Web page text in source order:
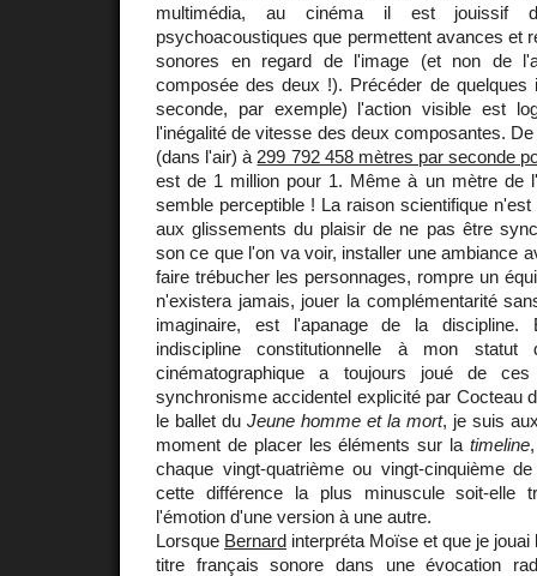
multimédia, au cinéma il est jouissif
psychoacoustiques que permettent avances et
sonores en regard de l'image (et non de
composée des deux !). Précéder de quelques
seconde, par exemple) l'action visible est
l'inégalité de vitesse des deux composantes.
(dans l'air) à 299 792 458 mètres par seconde
est de 1 million pour 1. Même à un mètre de
semble perceptible ! La raison scientifique
aux glissements du plaisir de ne pas être
son ce que l'on va voir, installer une ambiance
faire trébucher les personnages, rompre un
n'existera jamais, jouer la complémentarité
imaginaire, est l'apanage de la discipline.
indiscipline constitutionnelle à mon statut
cinématographique a toujours joué de
synchronisme accidentel explicité par Cocteau
le ballet du Jeune homme et la mort, je suis
moment de placer les éléments sur la timeline
chaque vingt-quatrième ou vingt-cinquième
cette différence la plus minuscule soit-elle
l'émotion d'une version à une autre.
Lorsque Bernard interpréta Moïse et que je
titre français sonore dans une évocation